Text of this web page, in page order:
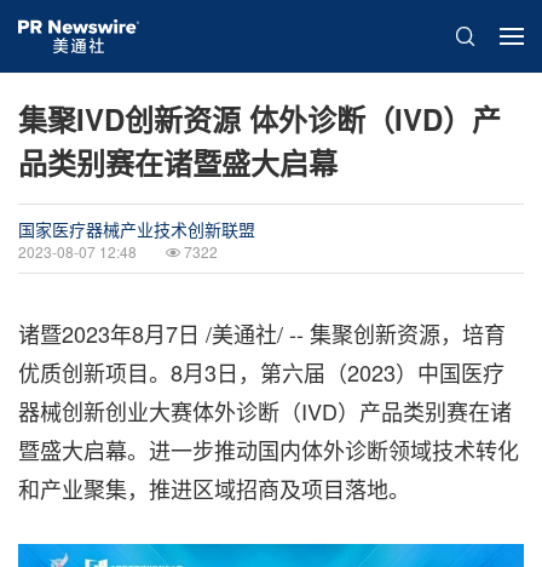
集聚IVD创新资源 体外诊断（IVD）产
品类别赛在诸暨盛大启幕
国家医疗器械产业技术创新联盟
2023-08-07 12:48 7322
诸暨2023年8月7日 /美通社/ -- 集聚创新资源，培育
优质创新项目。 8月3日，第六届（2023）中国医疗
器械创新创业大赛体外诊断（IVD）产品类别赛在诸
暨盛大启幕。 进一步推动国内体外诊断领域技术转化
和产业聚集，推进区域招商及项目落地。